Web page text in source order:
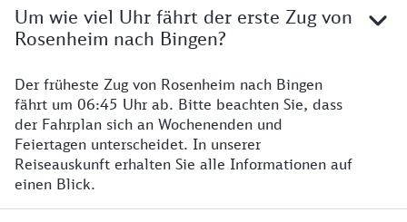
Um wie viel Uhr fährt der erste Zug von
Rosenheim nach Bingen?
Der früheste Zug von Rosenheim nach Bingen
fährt um 06:45 Uhr ab. Bitte beachten Sie, dass
der Fahrplan sich an Wochenenden und
Feiertagen unterscheidet. In unserer
Reiseauskunft erhalten Sie alle Informationen auf
einen Blick.